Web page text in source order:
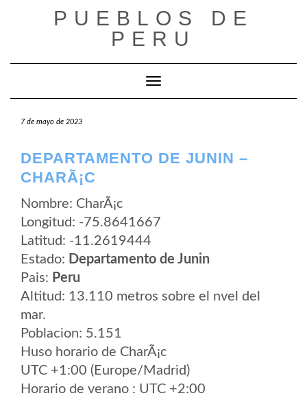
PUEBLOS DE
PERU
Cambiar modo de navegación
7 de mayo de 2023
DEPARTAMENTO DE JUNIN –
CHARÃ¡C
Nombre: CharÃ¡c
Longitud: -75.8641667
Latitud: -11.2619444
Estado: Departamento de Junin
Pais: Peru
Altitud: 13.110 metros sobre el nvel del
mar.
Poblacion: 5.151
Huso horario de CharÃ¡c
UTC +1:00 (Europe/Madrid)
Horario de verano : UTC +2:00